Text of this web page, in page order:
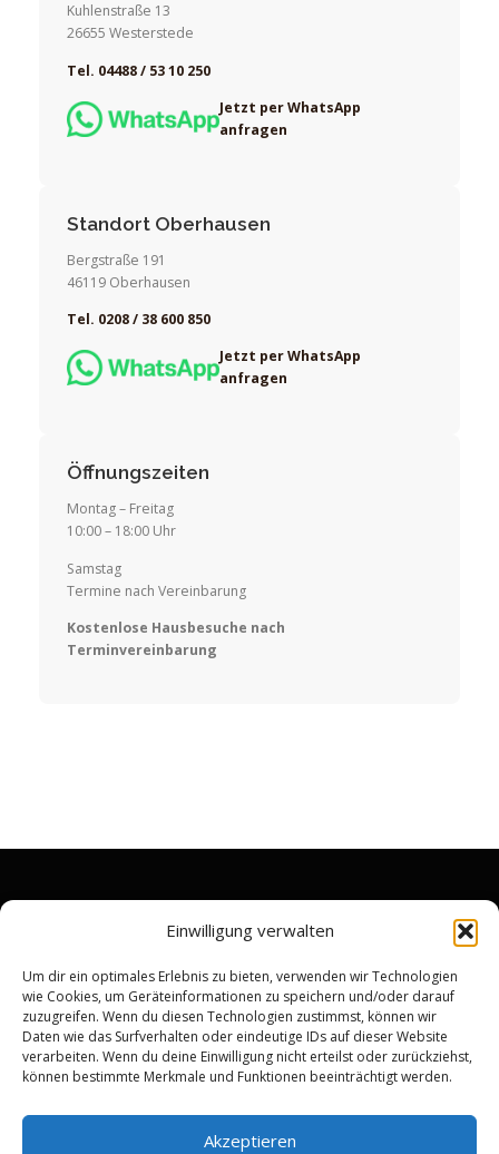
Einwilligung verwalten
Um dir ein optimales Erlebnis zu bieten, verwenden wir Technologien
wie Cookies, um Geräteinformationen zu speichern und/oder darauf
zuzugreifen. Wenn du diesen Technologien zustimmst, können wir
Daten wie das Surfverhalten oder eindeutige IDs auf dieser Website
verarbeiten. Wenn du deine Einwilligung nicht erteilst oder zurückziehst,
können bestimmte Merkmale und Funktionen beeinträchtigt werden.
Akzeptieren
Kuhlenstraße 13
26655 Westerstede
Tel. 04488 / 53 10 250
Jetzt per WhatsApp
anfragen
Standort Oberhausen
Bergstraße 191
46119 Oberhausen
Tel. 0208 / 38 600 850
Jetzt per WhatsApp
anfragen
Öffnungszeiten
Montag – Freitag
10:00 – 18:00 Uhr
Samstag
Termine nach Vereinbarung
Kostenlose Hausbesuche nach
Terminvereinbarung
Datenschutzerklärung
Widerrufsrecht & Rückgabebedingungen
Allgemeine Geschäftsbedingungen
Kundenbewertung